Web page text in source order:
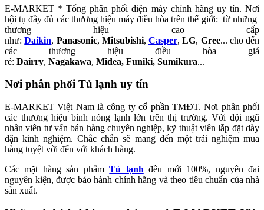
E-MARKET * Tổng phân phối điện máy chính hãng uy tín. Nơi
hội tụ đầy đủ các thương hiệu máy điều hòa trên thế giới: từ những
thương hiệu cao cấp
như:Daikin, Panasonic, Mitsubishi, Casper,LG, Gree... cho đến
các thương hiệu điều hòa giá
rẻ: Dairry, Nagakawa, Midea, Funiki, Sumikura...
Nơi phân phối Tủ lạnh uy tín
E-MARKET Việt Nam là công ty cổ phần TMĐT. Nơi phân phối
các thương hiệu bình nóng lạnh lớn trên thị trường. Với đội ngũ
nhân viên tư vấn bán hàng chuyên nghiệp, kỹ thuật viên lắp đặt dày
dặn kinh nghiệm. Chắc chắn sẽ mang đến một trải nghiệm mua
hàng tuyệt vời đến với khách hàng.
Các mặt hàng sản phẩmTủ lạnh đều mới 100%, nguyên đai
nguyên kiện, được bảo hành chính hãng và theo tiêu chuẩn của nhà
sản xuất.